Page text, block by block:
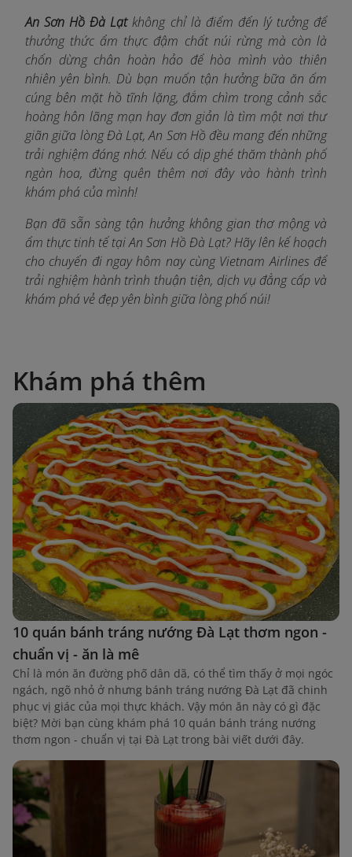
An Sơn Hồ Đà Lạtkhông chỉ là điểm đến lý tưởng để
thưởng thức ẩm thực đậm chất núi rừng mà còn là
chốn dừng chân hoàn hảo để hòa mình vào thiên
nhiên yên bình. Dù bạn muốn tận hưởng bữa ăn ấm
cúng bên mặt hồ tĩnh lặng, đắm chìm trong cảnh sắc
hoàng hôn lãng mạn hay đơn giản là tìm một nơi thư
giãn giữa lòng Đà Lạt, An Sơn Hồ đều mang đến những
trải nghiệm đáng nhớ. Nếu có dịp ghé thăm thành phố
ngàn hoa, đừng quên thêm nơi đây vào hành trình
khám phá của mình!
Bạn đã sẵn sàng tận hưởng không gian thơ mộng và
ẩm thực tinh tế tại An Sơn Hồ Đà Lạt? Hãy lên kế hoạch
cho chuyến đi ngay hôm nay cùng Vietnam Airlines để
trải nghiệm hành trình thuận tiện, dịch vụ đẳng cấp và
khám phá vẻ đẹp yên bình giữa lòng phố núi!
Khám phá thêm
10 quán bánh tráng nướng Đà Lạt thơm ngon -
chuẩn vị - ăn là mê
Chỉ là món ăn đường phố dân dã, có thể tìm thấy ở mọi ngóc
ngách, ngõ nhỏ ở nhưng bánh tráng nướng Đà Lạt đã chinh
phục vị giác của mọi thực khách. Vậy món ăn này có gì đặc
biệt? Mời bạn cùng khám phá 10 quán bánh tráng nướng
thơm ngon - chuẩn vị tại Đà Lạt trong bài viết dưới đây.